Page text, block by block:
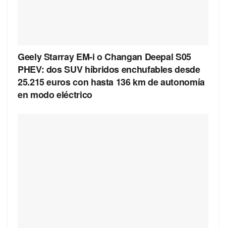
Geely Starray EM-i o Changan Deepal S05
PHEV: dos SUV híbridos enchufables desde
25.215 euros con hasta 136 km de autonomía
en modo eléctrico